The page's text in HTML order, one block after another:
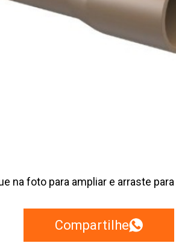
na foto para ampliar e arraste
Compartilhe